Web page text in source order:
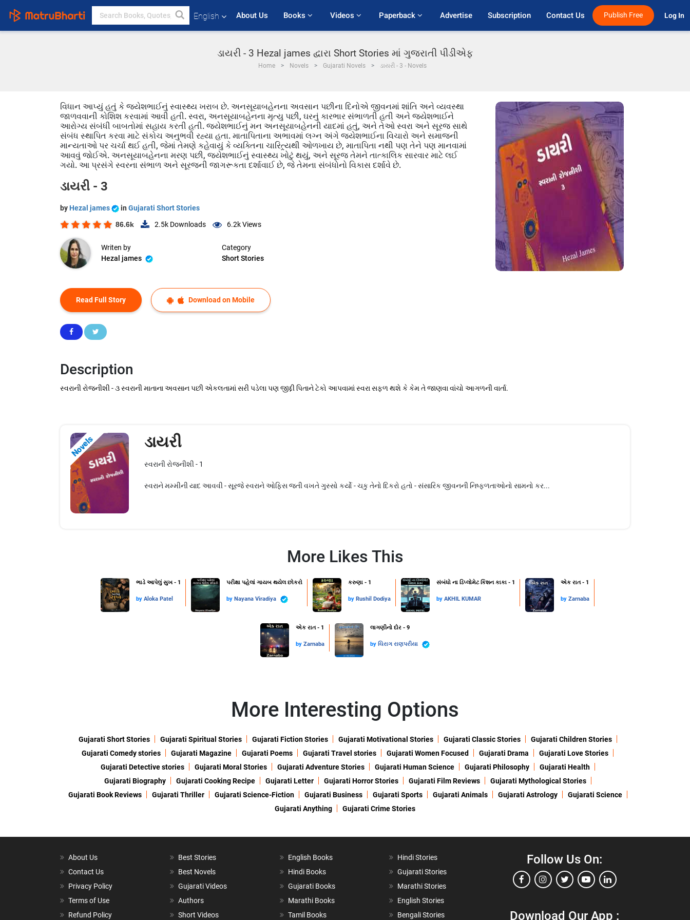
English About Us Books Videos Paperback Advertise Subscription Contact Us Publish Free Log In
ડાયરી - 3 Hezal james દ્વારા Short Stories માં ગુજરાતી પીડીએફ
Home Novels Gujarati Novels ડાયરી - 3 - Novels
વિધાન આપ્યું હતું કે જયેશભાઈનું સ્વાસ્થ્ય ખરાબ છે. અનસૂયાબહેનના અવસાન પછીના દિનોએ જીવનમાં શાંતિ અને વ્યવસ્થા
જાળવવાની કોશિશ કરવામાં આવી હતી. સ્વરા, અનસૂયાબહેનના મૃત્યુ પછી, ઘરનું કારભાર સંભાળતી હતી અને જયેશભાઈને
આરોગ્ય સંબંધી બાબતોમાં સહાય કરતી હતી. જયેશભાઈનું મન અનસૂયાબહેનની યાદમાં હતું, અને તેઓ સ્વરા અને સૂરજ સાથે
સંબંધ સ્થાપિત કરવા માટે સંકોચ અનુભવી રહ્યા હતા. માતાપિતાના અભાવમાં લગ્ન અંગે જયેશભાઈના વિચારો અને સમાજની
માન્યતાઓ પર ચર્ચા થઈ હતી, જેમાં તેમણે કહેવાયું કે વ્યક્તિના ચારિત્ર્યથી ઓળખાય છે, માતાપિતા નથી પણ તેને પણ માનવામાં
આવવું જોઈએ. અનસૂયાબહેનના મરણ પછી, જયેશભાઈનું સ્વાસ્થ્ય ખોટું થયું, અને સૂરજ તેમને તાત્કાલિક સારવાર માટે લઈ
ગયો. આ પ્રસંગે સ્વરના સંભાળ અને સૂરજની જાગરૂકતા દર્શાવાઈ છે, જે તેમના સંબંધોનો વિકાસ દર્શાવે છે.
ડાયરી - 3
by Hezal james in Gujarati Short Stories
86.6k 2.5k Downloads 6.2kViews
Writen by
Hezal james
Category
Short Stories
Read Full Story Download on Mobile
Description
સ્વરાની રોજનીશી - ૩ સ્વરાની માતાના અવસાન પછી એકલતામાં સરી પડેલા પણ જીદ્દી પિતાને ટેકો આપવામાં સ્વરા સફળ થશે કે કેમ તે જાણવા વાંચો આગળની વાર્તા.
Novels ડાયરી
સ્વરાની રોજનીશી - 1
સ્વરાને મમ્મીની યાદ આવવી - સૂરજે સ્વરાને ઓફિસ જતી વખતે ગુસ્સો કર્યો - ચકુ તેનો દિકરો હતો - સંસારિક જીવનની નિષ્ફળતાઓનો સામનો કર...
More Likes This
ભાડે આપેલું સુખ - 1
by Aloka Patel
પરીક્ષા પહેલાં ગાયબ થયેલ છોકરો
by Nayana Viradiya
કરુણા - 1
by Rushil Dodiya
સંબંધો ના ડિપ્લોમેટ કિશન કાકા - 1
by AKHIL KUMAR
એક રાત - 1
by Zarnaba
એક રાત - 1
by Zarnaba
લાગણીનો દોર - 9
by ચિરાગ રાણપરીયા
More Interesting Options
Gujarati Short Stories Gujarati Spiritual Stories Gujarati Fiction Stories Gujarati Motivational Stories Gujarati Classic Stories
Gujarati Children Stories
Gujarati Comedy stories
Gujarati Magazine Gujarati Poems Gujarati Travel stories Gujarati Women Focused Gujarati Drama
Gujarati Love Stories
Gujarati Detective stories
Gujarati Moral Stories Gujarati Adventure Stories Gujarati Human Science Gujarati Philosophy
Gujarati Health
Gujarati Biography
Gujarati Cooking Recipe Gujarati Letter Gujarati Horror Stories Gujarati Film Reviews
Gujarati Mythological Stories
Gujarati Book Reviews
Gujarati Thriller Gujarati Science-Fiction Gujarati Business Gujarati Sports Gujarati Animals Gujarati Astrology
Gujarati Science
Gujarati Anything
Gujarati Crime Stories
About Us
Contact Us
Privacy Policy
Terms of Use
Refund Policy
Best Stories
Best Novels
Gujarati Videos
Authors
Short Videos
English Books
Hindi Books
Gujarati Books
Marathi Books
Tamil Books
Hindi Stories
Gujarati Stories
Marathi Stories
English Stories
Bengali Stories
Follow Us On:
Download Our App :